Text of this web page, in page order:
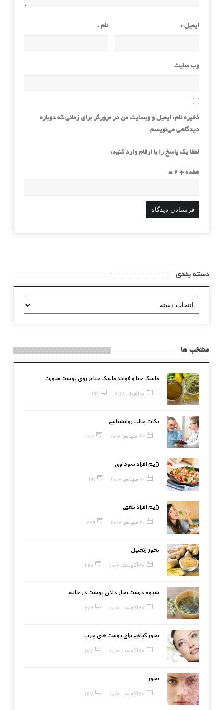
نام* ایمیل *
وب‌ سایت
ذخیره نام، ایمیل و وبسایت من در مرورگر برای زمانی که دوباره
دیدگاهی می‌نویسم.
لطفا یک پاسخ را با ارقام وارد کنید:
هفده + 2 =
دسته بندی
دسته
بندی
منتخب ها
ماسک حنا و فوائد ماسک حنا بر روی پوست صورت
18 آوریل, 2018 199
نکات جالب روانشناسی
23 سپتامبر, 2017 148
رژیم افراد سوداوی
20 سپتامبر, 2017 191
رژیم افراد بلغمی
20 سپتامبر, 2017 249
بخور زنجبیل
27 آگوست, 2017 260
شیوه درست بخار دادن پوست در خانه
27 آگوست, 2017 262
بخور گیاهی برای پوست‌های چرب
27 آگوست, 2017 167
بخور
27 آگوست, 2017 167